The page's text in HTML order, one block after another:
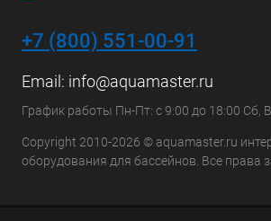
+7 (800) 551-00-91
Email: info@aquamaster.ru
График работы Пн-Пт: с 9:00 до 18:00 Сб,
Copyright 2010-2026 © aquamaster.ru
оборудования для бассейнов. Все права